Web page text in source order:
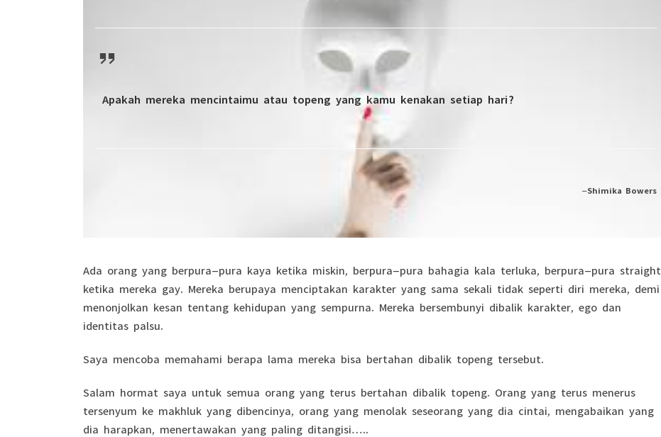
Apakah mereka mencintaimu atau topeng yang kamu kenakan setiap hari?
–Shimika Bowers
Ada orang yang berpura-pura kaya ketika miskin, berpura-pura bahagia kala terluka, berpura-pura straight
ketika mereka gay. Mereka berupaya menciptakan karakter yang sama sekali tidak seperti diri mereka, demi
menonjolkan kesan tentang kehidupan yang sempurna. Mereka bersembunyi dibalik karakter, ego dan
identitas palsu.
Saya mencoba memahami berapa lama mereka bisa bertahan dibalik topeng tersebut.
Salam hormat saya untuk semua orang yang terus bertahan dibalik topeng. Orang yang terus menerus
tersenyum ke makhluk yang dibencinya, orang yang menolak seseorang yang dia cintai, mengabaikan yang
dia harapkan, menertawakan yang paling ditangisi…..